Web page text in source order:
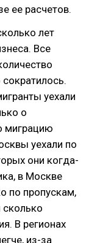
ее расчетов.
лет
Все
уехали
о
миграцию
уехали по
они когда-
в Москве
по пропускам,
сколько
В регионах
из-за